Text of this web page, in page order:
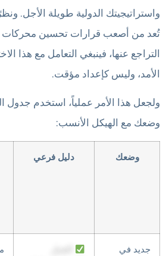
تُعد من أصعب قرارات تحسين محركات
التراجع عنها، فينبغي التعامل مع هذا
الأمد، وليس كإعداد مؤقت.
ولجعل هذا الأمر عملياً، استخدم جدول
وضعك مع الهيكل الأنسب:
وضعك دليل فرعي
جديد في